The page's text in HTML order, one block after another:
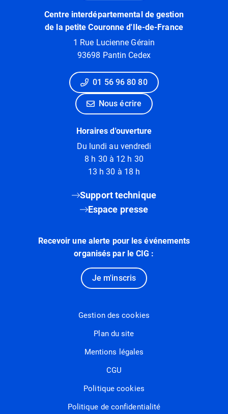
Centre interdépartemental de gestion
de la petite Couronne d'Ile-de-France
1 Rue Lucienne Gérain
93698 Pantin Cedex
01 56 96 80 80
Nous écrire
Horaires d'ouverture
Du lundi au vendredi
8 h 30 à 12 h 30
13 h 30 à 18 h
Support technique
Espace presse
Recevoir une alerte pour les événements
organisés par le CIG :
Je m'inscris
Gestion des cookies
Plan du site
Mentions légales
CGU
Politique cookies
Politique de confidentialité